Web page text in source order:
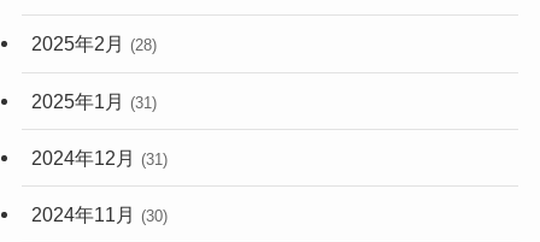
2025年2月 (28)
2025年1月 (31)
2024年12月 (31)
2024年11月 (30)